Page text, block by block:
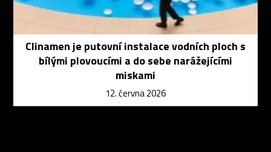
Clinamen je putovní instalace vodních ploch s
bílými plovoucími a do sebe narážejícími
miskami
12. června 2026